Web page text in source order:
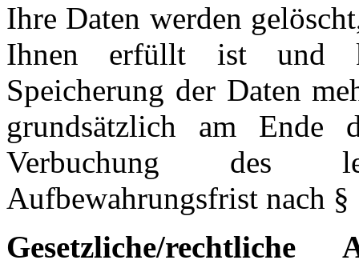
Ihre Daten werden
Ihnen erfüllt ist und
Speicherung der Daten
grundsätzlich am Ende
Verbuchung des
Aufbewahrungsfrist nach
Gesetzliche/rechtliche